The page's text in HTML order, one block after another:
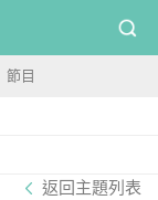
節目
返回主題列表